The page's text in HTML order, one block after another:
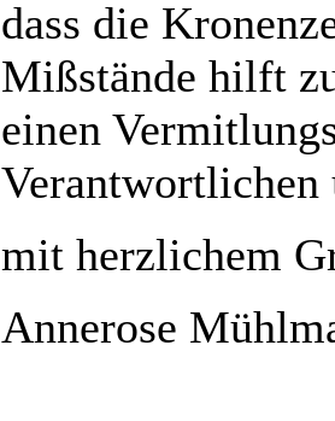
dass die
Mißstände hilft
einen
Verantwortlichen
mit herzlichem
Annerose